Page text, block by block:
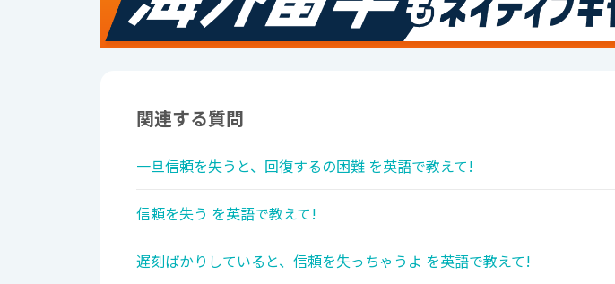
関連する質問
一旦信頼を失うと、回復するの困難 を英語で教えて!
信頼を失う を英語で教えて!
遅刻ばかりしていると、信頼を失っちゃうよ を英語で教えて!